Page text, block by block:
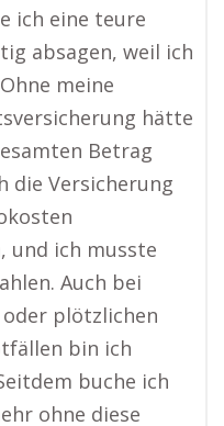
ich eine teure
absagen, weil ich
meine
hätte
Betrag
die Versicherung
und ich musste
Auch bei
plötzlichen
bin ich
buche ich
ohne diese